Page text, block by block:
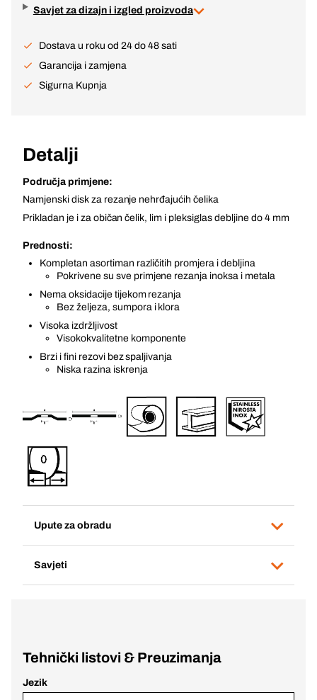
Savjet za dizajn i izgled proizvoda
Dostava u roku od 24 do 48 sati
Garancija i zamjena
Sigurna Kupnja
Detalji
Područja primjene:
Namjenski disk za rezanje nehrđajućih čelika
Prikladan je i za običan čelik, lim i pleksiglas debljine do 4 mm
Prednosti:
Kompletan asortiman različitih promjera i debljina
Pokrivene su sve primjene rezanja inoksa i metala
Nema oksidacije tijekom rezanja
Bez željeza, sumpora i klora
Visoka izdržljivost
Visokokvalitetne komponente
Brzi i fini rezovi bez spaljivanja
Niska razina iskrenja
Upute za obradu
Savjeti
Tehnički listovi & Preuzimanja
Jezik